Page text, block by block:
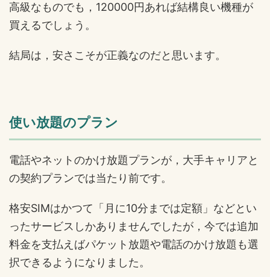
高級なものでも，120000円あれば結構良い機種が
買えるでしょう。
結局は，安さこそが正義なのだと思います。
使い放題のプラン
電話やネットのかけ放題プランが，大手キャリアと
の契約プランでは当たり前です。
格安SIMはかつて「月に10分までは定額」などとい
ったサービスしかありませんでしたが，今では追加
料金を支払えばパケット放題や電話のかけ放題も選
択できるようになりました。